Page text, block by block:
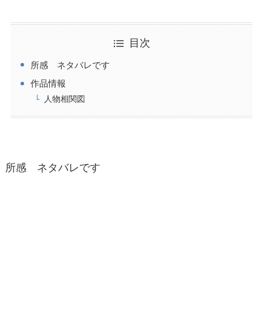
目次
所感 ネタバレです
作品情報
人物相関図
所感 ネタバレです